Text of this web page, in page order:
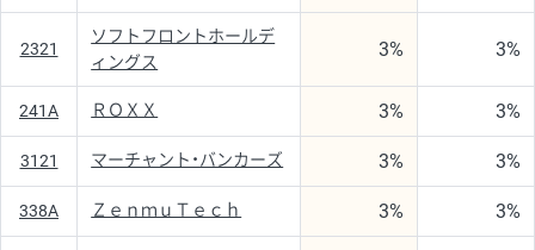
2321
ソフトフロントホールデ
ィングス
3% 3%
241A ＲＯＸＸ 3% 3%
3121 マーチャント・バンカーズ 3% 3%
338A ＺｅｎｍｕＴｅｃｈ 3% 3%